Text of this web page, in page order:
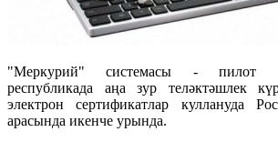
"Меркурий" системасы - пилот
республикада аңа зур теләктәшлек
электрон сертификатлар куллануда
арасында икенче урында.